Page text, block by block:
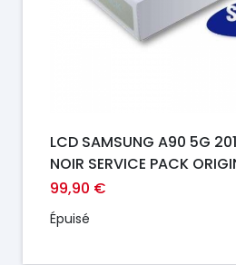
LCD SAMSUNG A90 5G
NOIR SERVICE PACK
21092A
99,90 €
Épuisé